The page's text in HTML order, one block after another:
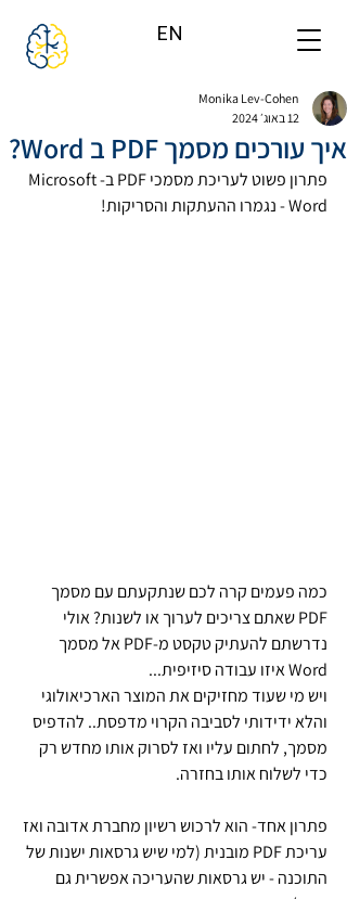
EN
איך עורכים מסמך PDF ב Word?
Monika Lev-Cohen
12 באוג׳ 2024
פתרון פשוט לעריכת מסמכי PDF ב-Microsoft
Word - נגמרו ההעתקות והסריקות!
כמה פעמים קרה לכם שנתקעתם עם מסמך
PDF שאתם צריכים לערוך או לשנות? אולי
נדרשתם להעתיק טקסט מ-PDF אל מסמך
Word איזו עבודה סיזיפית...
ויש מי שעוד מחזיקים את המוצר הארכיאולוגי
והלא ידידותי לסביבה הקרוי מדפסת.. להדפיס
מסמך, לחתום עליו ואז לסרוק אותו מחדש רק
כדי לשלוח אותו בחזרה.
פתרון אחד- הוא לרכוש רשיון מחברת אדובה ואז
עריכת PDF מובנית (למי שיש גרסאות ישנות של
התוכנה - יש גרסאות שהעריכה אפשרית גם